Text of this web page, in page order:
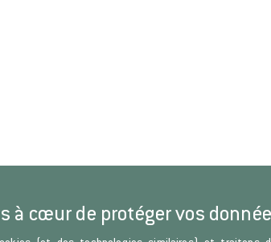
à cœur de protéger vos